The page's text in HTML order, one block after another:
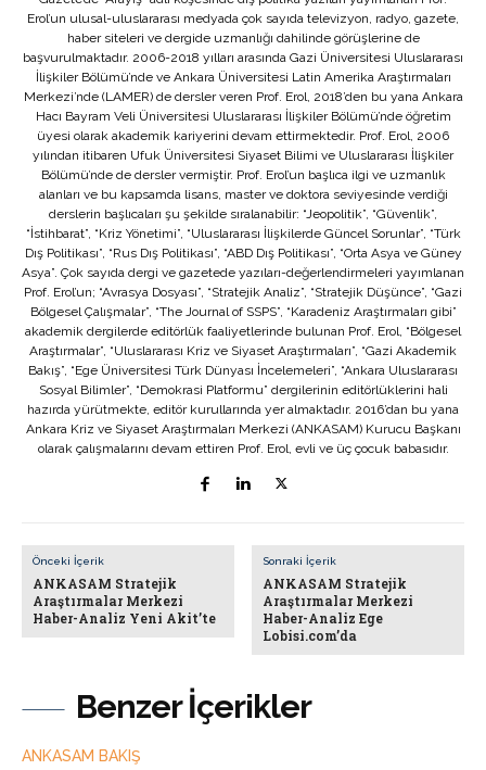
Benzer İçerikler
ANKASAM BAKIŞ
Erol’un ulusal-uluslararası medyada çok sayıda televizyon, radyo, gazete,
haber siteleri ve dergide uzmanlığı dahilinde görüşlerine de
başvurulmaktadır. 2006-2018 yılları arasında Gazi Üniversitesi Uluslararası
İlişkiler Bölümü’nde ve Ankara Üniversitesi Latin Amerika Araştırmaları
Merkezi’nde (LAMER) de dersler veren Prof. Erol, 2018’den bu yana Ankara
Hacı Bayram Veli Üniversitesi Uluslararası İlişkiler Bölümü’nde öğretim
üyesi olarak akademik kariyerini devam ettirmektedir. Prof. Erol, 2006
yılından itibaren Ufuk Üniversitesi Siyaset Bilimi ve Uluslararası İlişkiler
Bölümü’nde de dersler vermiştir. Prof. Erol’un başlıca ilgi ve uzmanlık
alanları ve bu kapsamda lisans, master ve doktora seviyesinde verdiği
derslerin başlıcaları şu şekilde sıralanabilir: “Jeopolitik”, “Güvenlik”,
“İstihbarat”, “Kriz Yönetimi”, “Uluslararası İlişkilerde Güncel Sorunlar”, “Türk
Dış Politikası”, “Rus Dış Politikası”, “ABD Dış Politikası”, “Orta Asya ve Güney
Asya”. Çok sayıda dergi ve gazetede yazıları-değerlendirmeleri yayımlanan
Prof. Erol’un; “Avrasya Dosyası”, “Stratejik Analiz”, “Stratejik Düşünce”, “Gazi
Bölgesel Çalışmalar”, “The Journal of SSPS”, “Karadeniz Araştırmaları gibi”
akademik dergilerde editörlük faaliyetlerinde bulunan Prof. Erol, “Bölgesel
Araştırmalar”, “Uluslararası Kriz ve Siyaset Araştırmaları”, “Gazi Akademik
Bakış”, “Ege Üniversitesi Türk Dünyası İncelemeleri”, “Ankara Uluslararası
Sosyal Bilimler”, “Demokrasi Platformu” dergilerinin editörlüklerini hali
hazırda yürütmekte, editör kurullarında yer almaktadır. 2016’dan bu yana
Ankara Kriz ve Siyaset Araştırmaları Merkezi (ANKASAM) Kurucu Başkanı
olarak çalışmalarını devam ettiren Prof. Erol, evli ve üç çocuk babasıdır.
Önceki İçerik
ANKASAM Stratejik
Araştırmalar Merkezi
Haber-Analiz Yeni Akit’te
Sonraki İçerik
ANKASAM Stratejik
Araştırmalar Merkezi
Haber-Analiz Ege
Lobisi.com’da